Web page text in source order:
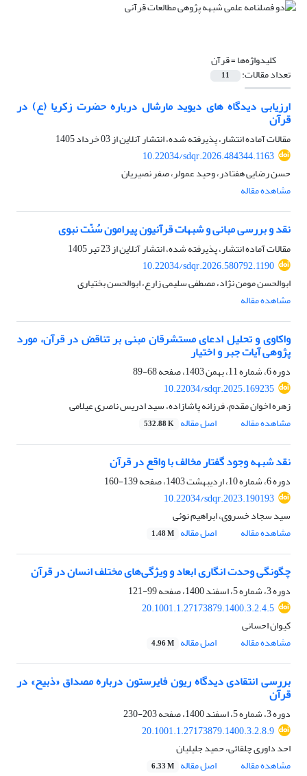
کلیدواژه‌ها =قرآن
تعداد مقالات: 11
ارزیابی دیدگاه های دیوید مارشال درباره حضرت زکریا (ع) در
قرآن
مقالات آماده انتشار، پذیرفته شده، انتشار آنلاین از03 خرداد 1405
10.22034/sdqr.2026.484344.1163
حسن رضایی هفتادر، وحید عمولر، صفر نصیریان
مشاهده مقاله
نقد و بررسی مبانی و شبهات قرآنیون پیرامون سُنّت نبوی
مقالات آماده انتشار، پذیرفته شده، انتشار آنلاین از23 تیر 1405
10.22034/sdqr.2026.580792.1190
ابوالحسن مومن نژاد، مصطفی سلیمی زارع، ابوالحسن بختیاری
مشاهده مقاله
واکاوی و تحلیل ادعای مستشرقان مبنی بر تناقض در قرآن، مورد
پژوهی آیات جبر و اختیار
دوره 6، شماره 11، بهمن 1403، صفحه
68-89
10.22034/sdqr.2025.169235
زهره اخوان مقدم، فرزانه پاشازاده، سید ادریس ناصری عیلامی
مشاهده مقاله
اصل مقاله 532.88 K
نقد شبهه وجود گفتار مخالف با واقع در قرآن
دوره 6، شماره 10، اردیبهشت 1403، صفحه
139-160
10.22034/sdqr.2023.190193
سید سجاد خسروی، ابراهیم نوئی
مشاهده مقاله
اصل مقاله 1.48 M
چگونگی وحدت انگاری ابعاد و ویژگی‌های مختلف انسان در قرآن
دوره 3، شماره 5، اسفند 1400، صفحه
99-121
20.1001.1.27173879.1400.3.2.4.5
کیوان احسانی
مشاهده مقاله
اصل مقاله 4.96 M
بررسی انتقادی دیدگاه ریون فایرستون درباره مصداق «ذبیح» در
قرآن
دوره 3، شماره 5، اسفند 1400، صفحه
203-230
20.1001.1.27173879.1400.3.2.8.9
احد داوری چلقائی، حمید جلیلیان
مشاهده مقاله
اصل مقاله 6.33 M